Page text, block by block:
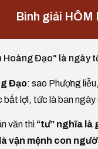
Bình giải HÔM
Hoàng Đạo" là ngày
Đạo: sao Phượng
bất lợi, tức là ban
văn thì “tư” nghĩa là
vận mệnh con